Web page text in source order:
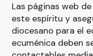
Las páginas web
este espíritu y
diocesano para el
ecuménica deben